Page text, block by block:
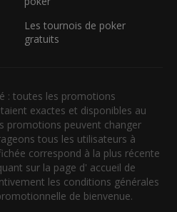
Les tournois de poker
gratuits
: toutes les promotions
exactes et disponibles au
promotions peuvent changer
tous les utilisateurs à
correspond à la plus récente
sur la page d' accueil de
les conditions générales
de bienvenue.